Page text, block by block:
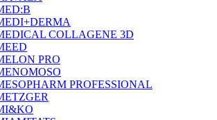
COLLAGENE 3D
PRO
PROFESSIONAL